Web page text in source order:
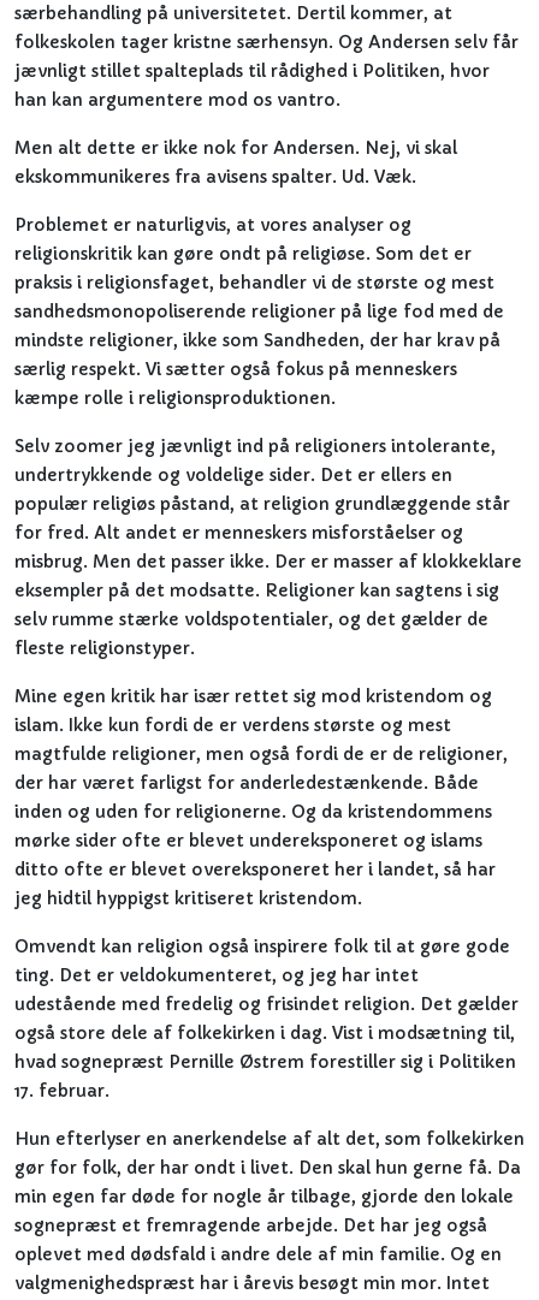
særbehandling på universitetet. Dertil kommer, at
folkeskolen tager kristne særhensyn. Og Andersen selv får
jævnligt stillet spalteplads til rådighed i Politiken, hvor
han kan argumentere mod os vantro.
Men alt dette er ikke nok for Andersen. Nej, vi skal
ekskommunikeres fra avisens spalter. Ud. Væk.
Problemet er naturligvis, at vores analyser og
religionskritik kan gøre ondt på religiøse. Som det er
praksis i religionsfaget, behandler vi de største og mest
sandhedsmonopoliserende religioner på lige fod med de
mindste religioner, ikke som Sandheden, der har krav på
særlig respekt. Vi sætter også fokus på menneskers
kæmpe rolle i religionsproduktionen.
Selv zoomer jeg jævnligt ind på religioners intolerante,
undertrykkende og voldelige sider. Det er ellers en
populær religiøs påstand, at religion grundlæggende står
for fred. Alt andet er menneskers misforståelser og
misbrug. Men det passer ikke. Der er masser af klokkeklare
eksempler på det modsatte. Religioner kan sagtens i sig
selv rumme stærke voldspotentialer, og det gælder de
fleste religionstyper.
Mine egen kritik har især rettet sig mod kristendom og
islam. Ikke kun fordi de er verdens største og mest
magtfulde religioner, men også fordi de er de religioner,
der har været farligst for anderledestænkende. Både
inden og uden for religionerne. Og da kristendommens
mørke sider ofte er blevet undereksponeret og islams
ditto ofte er blevet overeksponeret her i landet, så har
jeg hidtil hyppigst kritiseret kristendom.
Omvendt kan religion også inspirere folk til at gøre gode
ting. Det er veldokumenteret, og jeg har intet
udestående med fredelig og frisindet religion. Det gælder
også store dele af folkekirken i dag. Vist i modsætning til,
hvad sognepræst Pernille Østrem forestiller sig i Politiken
17. februar.
Hun efterlyser en anerkendelse af alt det, som folkekirken
gør for folk, der har ondt i livet. Den skal hun gerne få. Da
min egen far døde for nogle år tilbage, gjorde den lokale
sognepræst et fremragende arbejde. Det har jeg også
oplevet med dødsfald i andre dele af min familie. Og en
valgmenighedspræst har i årevis besøgt min mor. Intet